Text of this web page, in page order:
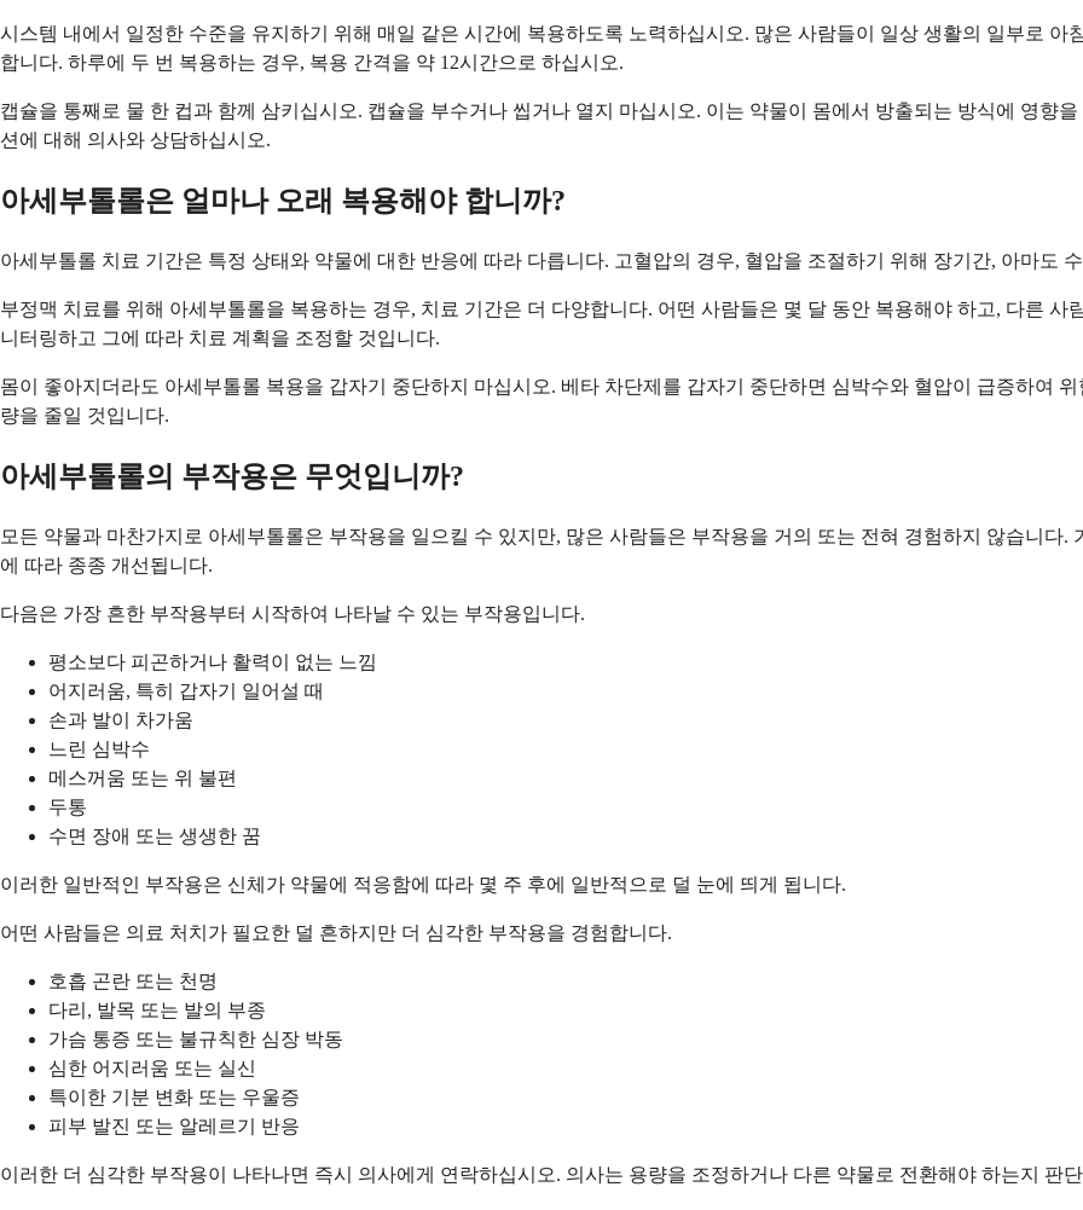
시스템 내에서 일정한 수준을 유지하기 위해 매일 같은 시간에 복용하도록 노력하십시오. 많은 사람들이 일상 생활의 일부로
합니다. 하루에 두 번 복용하는 경우, 복용 간격을 약 12시간으로 하십시오.
캡슐을 통째로 물 한 컵과 함께 삼키십시오. 캡슐을 부수거나 씹거나 열지 마십시오. 이는 약물이 몸에서 방출되는 방식에 영향
션에 대해 의사와 상담하십시오.
아세부톨롤은 얼마나 오래 복용해야 합니까?
아세부톨롤 치료 기간은 특정 상태와 약물에 대한 반응에 따라 다릅니다. 고혈압의 경우, 혈압을 조절하기 위해 장기간, 아마도
부정맥 치료를 위해 아세부톨롤을 복용하는 경우, 치료 기간은 더 다양합니다. 어떤 사람들은 몇 달 동안 복용해야 하고, 다른
니터링하고 그에 따라 치료 계획을 조정할 것입니다.
몸이 좋아지더라도 아세부톨롤 복용을 갑자기 중단하지 마십시오. 베타 차단제를 갑자기 중단하면 심박수와 혈압이 급증하여
량을 줄일 것입니다.
아세부톨롤의 부작용은 무엇입니까?
모든 약물과 마찬가지로 아세부톨롤은 부작용을 일으킬 수 있지만, 많은 사람들은 부작용을 거의 또는 전혀 경험하지 않습니다
에 따라 종종 개선됩니다.
다음은 가장 흔한 부작용부터 시작하여 나타날 수 있는 부작용입니다.
평소보다 피곤하거나 활력이 없는 느낌
어지러움, 특히 갑자기 일어설 때
손과 발이 차가움
느린 심박수
메스꺼움 또는 위 불편
두통
수면 장애 또는 생생한 꿈
이러한 일반적인 부작용은 신체가 약물에 적응함에 따라 몇 주 후에 일반적으로 덜 눈에 띄게 됩니다.
어떤 사람들은 의료 처치가 필요한 덜 흔하지만 더 심각한 부작용을 경험합니다.
호흡 곤란 또는 천명
다리, 발목 또는 발의 부종
가슴 통증 또는 불규칙한 심장 박동
심한 어지러움 또는 실신
특이한 기분 변화 또는 우울증
피부 발진 또는 알레르기 반응
이러한 더 심각한 부작용이 나타나면 즉시 의사에게 연락하십시오. 의사는 용량을 조정하거나 다른 약물로 전환해야 하는지 판